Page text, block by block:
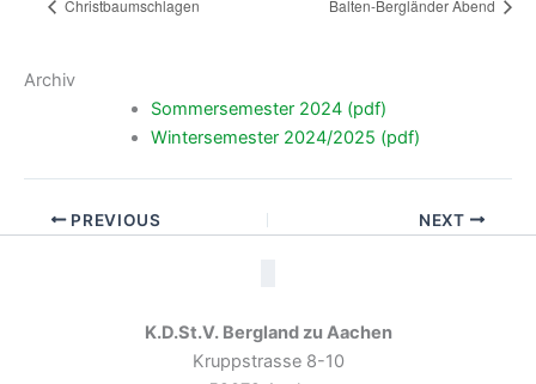
Christbaumschlagen Balten-Bergländer Abend
Archiv
Sommersemester 2024 (pdf)
Wintersemester 2024/2025 (pdf)
PREVIOUS NEXT
K.D.St.V. Bergland zu Aachen
Kruppstrasse 8-10